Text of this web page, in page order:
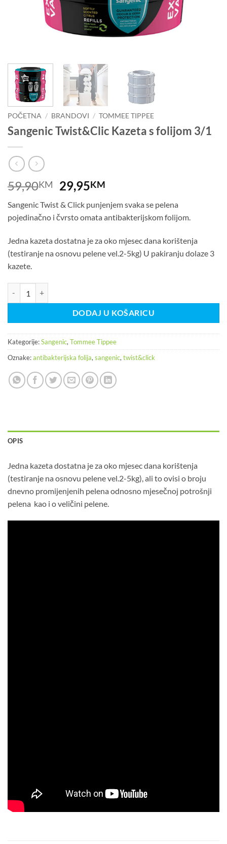
POČETNA / BRANDOVI / TOMMEE TIPPEE
Sangenic Twist&Clic Kazeta s folijom 3/1
59,90KM
Izvorna
cijena
bila
je:
29,95KM
je:
29,95KM.
Sangenic Twist & Click punjenjem svaka se pelena
pojedinačno i čvrsto omata antibakterijskom folijom.
Jedna kazeta dostatna je za oko mjesec dana korištenja
(testiranje na osnovu pelene vel.2-5kg) U pakiranju dolaze 3
kazete.
DODAJ U KOŠARICU
Kategorije:Sangenic, Tommee Tippee
Oznake:antibakterijska folija, sangenic, twist&click
OPIS
Jedna kazeta dostatna je za oko mjesec dana korištenja
(testiranje na osnovu pelene vel.2-5kg), ali to ovisi o broju
dnevno promijenjenih pelena odnosno mjesečnoj potrošnji
pelena kao i o veličini pelene.